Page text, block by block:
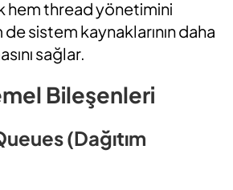
hem thread yönetimini
sistem kaynaklarının daha
sağlar.
Bileşenleri
(Dağıtım